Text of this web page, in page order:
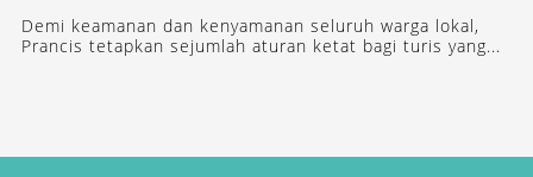
Demi keamanan dan kenyamanan seluruh warga lokal,
Prancis tetapkan sejumlah aturan ketat bagi turis yang...